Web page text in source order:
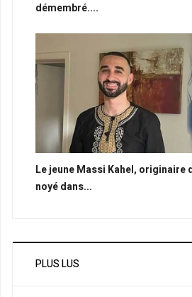
démembré....
Le jeune Massi Kahel, originaire
noyé dans...
PLUS LUS